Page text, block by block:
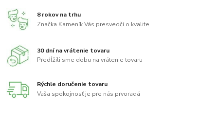
8 rokov na trhu
Značka Kameník Vás presvedčí o kvalite
30 dní na vrátenie tovaru
Predĺžili sme dobu na vrátenie tovaru
Rýchle doručenie tovaru
Vaša spokojnosť je pre nás prvoradá